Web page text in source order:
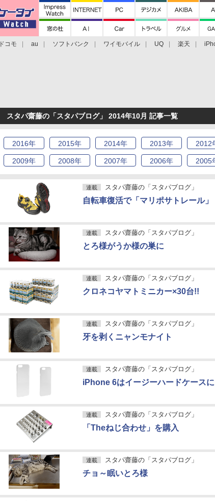
ドコモ au ソフトバンク ワイモバイル UQ 楽天
スタパ齋藤の「スタパブログ」 2014年10月 記事一覧
2016年 2015年 2014年 2013年 2012
2009年 2008年 2007年 2006年 2005
連載 スタパ齋藤の「スタパブログ」
自転車復活で「マリポサトレール」
連載 スタパ齋藤の「スタパブログ」
とろ様がうか様の巣に
連載 スタパ齋藤の「スタパブログ」
クロネコヤマトミニカー×30台!!
連載 スタパ齋藤の「スタパブログ」
牙を剥くニャンモナイト
連載 スタパ齋藤の「スタパブログ」
iPhone 6はイージーハードケースに
連載 スタパ齋藤の「スタパブログ」
「Theねじ合わせ」を購入
連載 スタパ齋藤の「スタパブログ」
チョ～眠いとろ様